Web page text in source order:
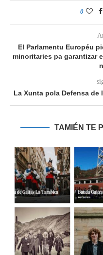
0
El Parlamentu Européu
minoritaries pa garantizar
La Xunta pola Defensa
TAMIÉN TE